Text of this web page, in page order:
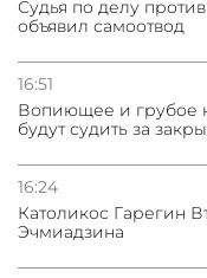
Судья по делу
объявил самоотвод
16:51
Вопиющее и грубое
будут судить за
16:24
Католикос Гарегин
Эчмиадзина